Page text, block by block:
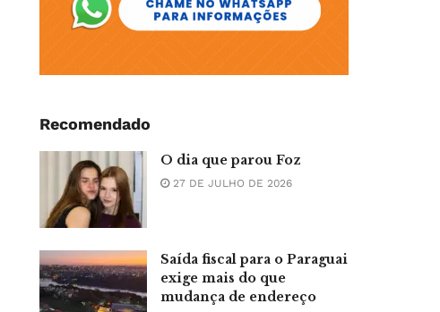
Recomendado
O dia que parou Foz
27 DE JULHO DE 2026
Saída fiscal para o Paraguai
exige mais do que
mudança de endereço